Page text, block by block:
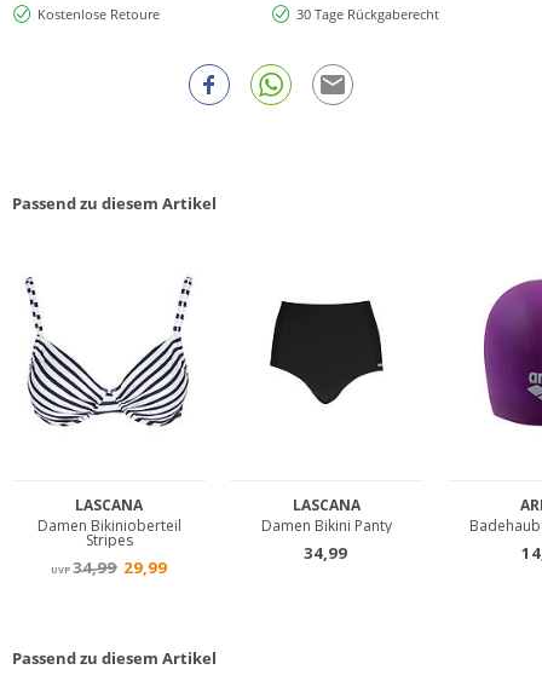
Kostenlose Retoure
30 Tage Rückgaberecht
Passend zu diesem Artikel
Passend zu diesem Artikel